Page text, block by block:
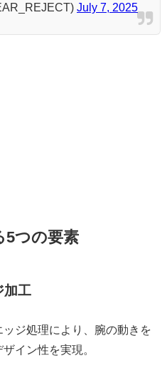
July 7, 2025
5つの要素
加工
ジ処理により、腕の動きを
イン性を実現。